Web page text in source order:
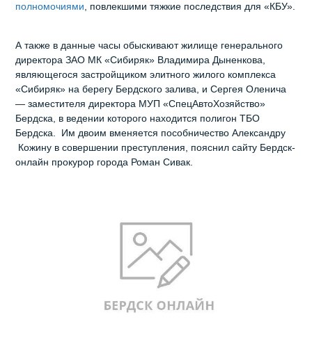
полномочиями, повлекшими тяжкие последствия для «КБУ».
А также в данные часы обыскивают жилище генерального
директора ЗАО МК «Сибиряк» Владимира Дыненкова,
являющегося застройщиком элитного жилого комплекса
«Сибиряк» на берегу Бердского залива, и Сергея Оленича
— заместителя директора МУП «СпецАвтоХозяйство»
Бердска, в ведении которого находится полигон ТБО
Бердска. Им двоим вменяется пособничество Александру
Кожину в совершении преступления, пояснил сайту Бердск-
онлайн прокурор города Роман Сивак.